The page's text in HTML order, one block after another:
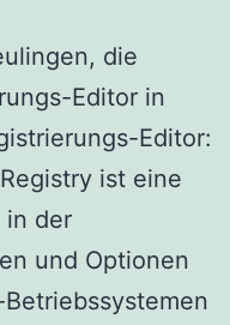
die
Editor in
Editor:
ist eine
in der
und Optionen